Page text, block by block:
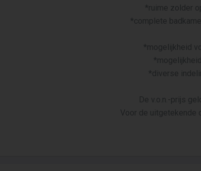
*ruime zolder
*complete
*mogelijkheid
*diverse
De v.o.n.-prijs
Voor de uitgetekende